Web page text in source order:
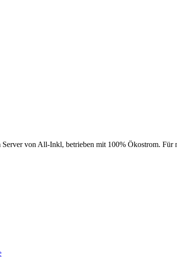
Server von All-Inkl, betrieben mit 100% Ökostrom. Für